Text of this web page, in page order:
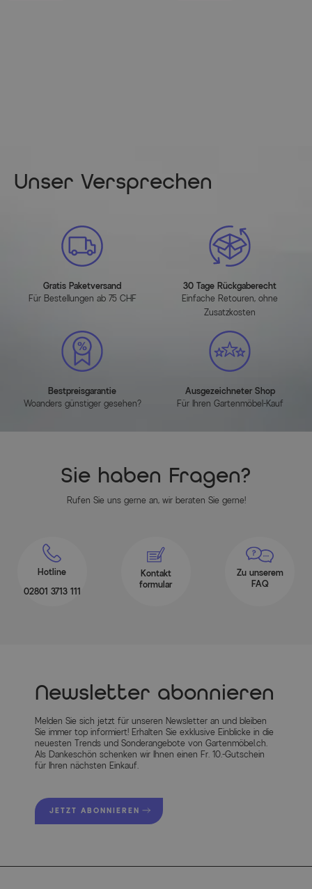
Artikelmerkmale
Hauptfarbe Anthrazit
Farbe der Sitz-/Liegefläche Anthrazit
Farbe der Tischplatte Naturbelassen
Herstellerinformationen
MEHR INFOS HIER
Unser Versprechen
Gratis Paketversand
Für Bestellungen ab 75 CHF
30 Tage Rückgaberecht
Einfache Retouren, ohne
Zusatzkosten
Bestpreisgarantie
Woanders günstiger gesehen?
Ausgezeichneter Shop
Für Ihren Gartenmöbel-Kauf
Sie haben Fragen?
Rufen Sie uns gerne an, wir beraten Sie gerne!
Hotline
02801 3713 111
Kontakt
formular
Zu unserem
FAQ
Newsletter abonnieren
Melden Sie sich jetzt für unseren Newsletter an und bleiben
Sie immer top informiert! Erhalten Sie exklusive Einblicke in die
neuesten Trends und Sonderangebote von Gartenmöbel.ch.
Als Dankeschön schenken wir Ihnen einen Fr. 10.-Gutschein
für Ihren nächsten Einkauf.
JETZT ABONNIEREN